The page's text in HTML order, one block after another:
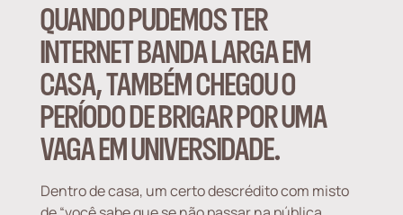
QUANDO PUDEMOS TER
INTERNET BANDA LARGA EM
CASA, TAMBÉM CHEGOU O
PERÍODO DE BRIGAR POR UMA
VAGA EM UNIVERSIDADE.
Dentro de casa, um certo descrédito com misto